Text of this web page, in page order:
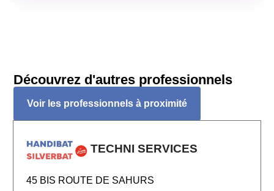
Découvrez d'autres professionnels
Voir les professionnels à proximité
TECHNI SERVICES
45 BIS ROUTE DE SAHURS